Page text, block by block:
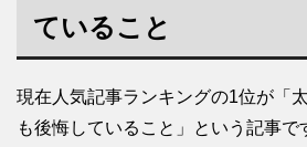
ていること
現在人気記事ランキングの1位が「
も後悔していること」という記事で